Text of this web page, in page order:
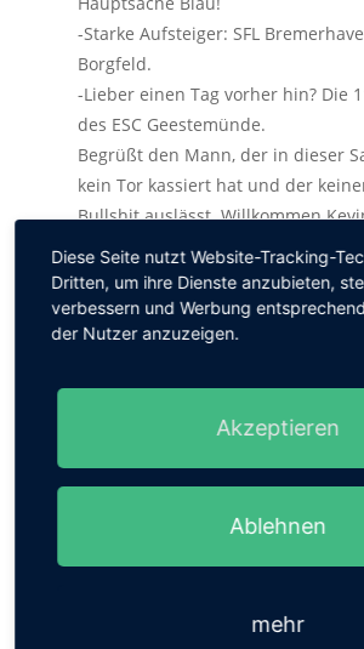
-Starke Aufsteiger: SFL
Borgfeld.
-Lieber einen Tag vorher hin? Die
des ESC Geestemünde.
Begrüßt den Mann, der in dieser
kein Tor kassiert hat und der
Bullshit auslässt. Willkommen
und viel Glück beim Tipp-Kick
Palawa!
TOP KATEGORIEN
Diese Seite nutzt Website-Tracking-
Dritten, um ihre Dienste anzubieten,
verbessern und Werbung
der Nutzer anzuzeigen.
Akzeptieren
Ablehnen
mehr